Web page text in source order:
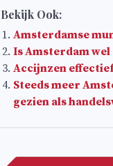
Bekijk Ook:
Amsterdamse
Is Amsterdam wel
Accijnzen
Steeds meer
gezien als
navigatie